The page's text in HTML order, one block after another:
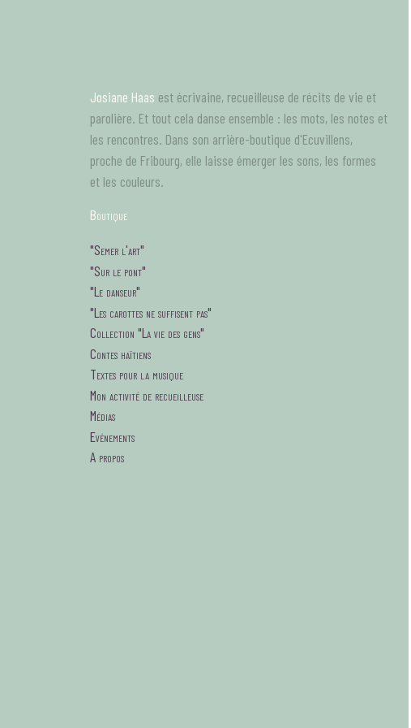
Josiane Haas est écrivaine, recueilleuse de récits de vie et
parolière. Et tout cela danse ensemble : les mots, les notes et
les rencontres. Dans son arrière-boutique d'Ecuvillens,
proche de Fribourg, elle laisse émerger les sons, les formes
et les couleurs.
Boutique
tagsMenu
"Semer l'art"
"Sur le pont"
"Le danseur"
"Les carottes ne suffisent pas"
Collection "La vie des gens"
Contes haïtiens
Textes pour la musique
Mon activité de recueilleuse
Médias
Evénements
A propos